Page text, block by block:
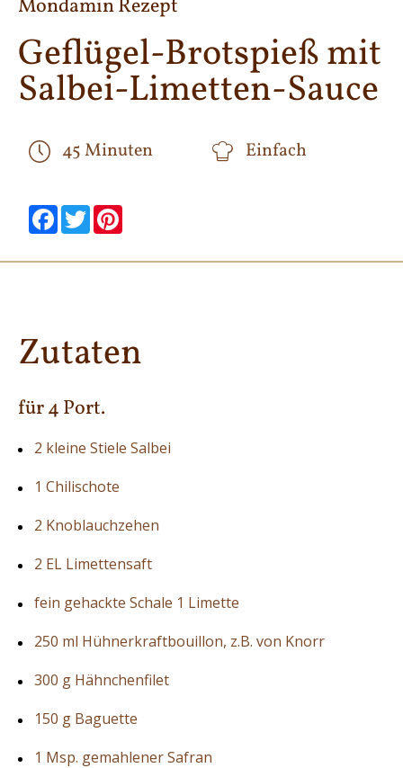
Mondamin Rezept
Geflügel-Brotspieß mit
Salbei-Limetten-Sauce
45 Minuten Einfach
null
Facebook
null null
Twitter
null null
null
Zutaten
für 4 Port.
2 kleine Stiele Salbei
1 Chilischote
2 Knoblauchzehen
2 EL Limettensaft
fein gehackte Schale 1 Limette
250 ml Hühnerkraftbouillon, z.B. von Knorr
300 g Hähnchenfilet
150 g Baguette
1 Msp. gemahlener Safran